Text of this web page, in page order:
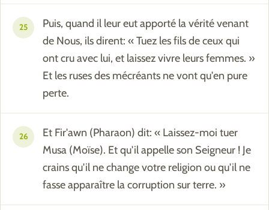
25
Puis, quand il leur eut apporté la vérité venant
de Nous, ils dirent: « Tuez les fils de ceux qui
ont cru avec lui, et laissez vivre leurs femmes. »
Et les ruses des mécréants ne vont qu'en pure
perte.
26
Et Fir'awn (Pharaon) dit: « Laissez-moi tuer
Musa (Moïse). Et qu'il appelle son Seigneur ! Je
crains qu'il ne change votre religion ou qu'il ne
fasse apparaître la corruption sur terre. »